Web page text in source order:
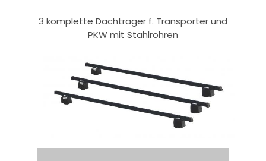
3 komplette Dachträger f. Transporter und
PKW mit Stahlrohren